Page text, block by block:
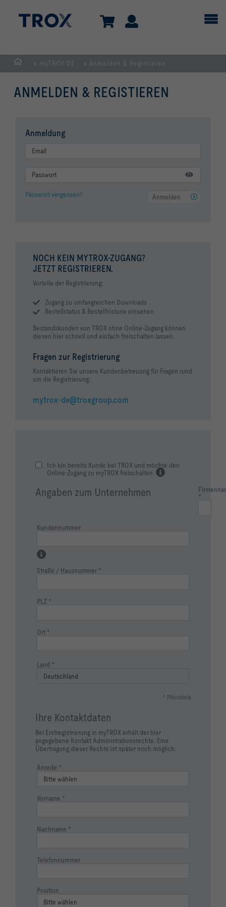
Home
myTROX DE Anmelden & Registieren
ANMELDEN & REGISTIEREN
Anmeldung
Passwort vergessen? Anmelden
NOCH KEIN MYTROX-ZUGANG?
JETZT REGISTRIEREN.
Vorteile der Registrierung:
Zugang zu umfangreichen Downloads
Bestellstatus & Bestellhistorie einsehen
Bestandskunden von TROX ohne Online-Zugang können
diesen hier schnell und einfach freischalten lassen.
Fragen zur Registrierung
Kontaktieren Sie unsere Kundenbetreuung für Fragen rund
um die Registrierung:
mytrox-de@troxgroup.com
Ich bin bereits Kunde bei TROX und möchte den
Online-Zugang zu myTROX freischalten.
Angaben zum Unternehmen
Kundennummer
Straße / Hausnummer
PLZ
Ort
Land
* Pflichfeld
Ihre Kontaktdaten
Bei Erstregistrierung in myTROX erhält der hier
angegebene Kontakt Administrationsrechte. Eine
Übertragung dieser Rechte ist später noch möglich.
Anrede
Vorname
Nachname
Telefonnummer
Position